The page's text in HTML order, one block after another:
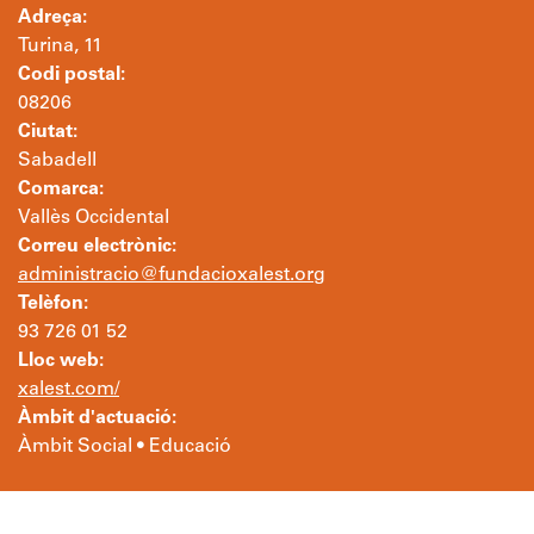
Adreça:
Turina, 11
Codi postal:
08206
Ciutat:
Sabadell
Comarca:
Vallès Occidental
Correu electrònic:
administracio@fundacioxalest.org
Telèfon:
93 726 01 52
Lloc web:
xalest.com/
Àmbit d'actuació:
Àmbit Social • Educació